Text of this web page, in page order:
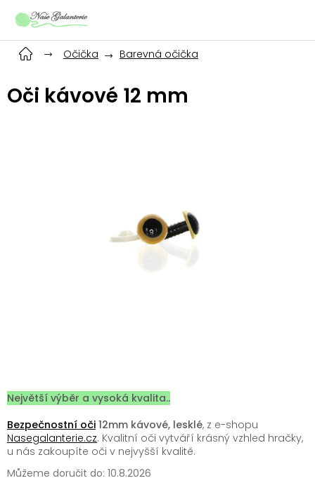
Očička
Barevná očička
Oči kávové 12 mm
Můžeme doručit do: 10.8.2026
Největší výběr a vysoká kvalita..
Bezpečnostní oči 12mm kávové, lesklé, z e-shopu
Nasegalanterie.cz. Kvalitní oči vytváří krásný vzhled hračky,
u nás zakoupíte oči v nejvyšší kvalitě.